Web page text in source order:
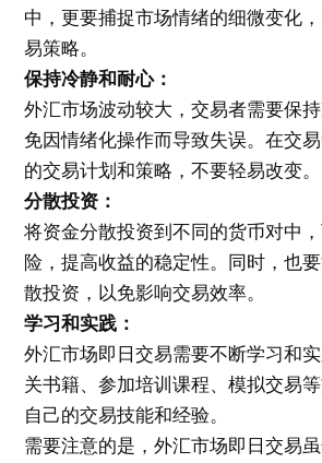
中，更要捕捉市场情绪的细微变化
易策略。
保持冷静和耐心：
外汇市场波动较大，交易者需要保
免因情绪化操作而导致失误。在交
的交易计划和策略，不要轻易改变。
分散投资：
将资金分散投资到不同的货币对中
险，提高收益的稳定性。同时，也
散投资，以免影响交易效率。
学习和实践：
外汇市场即日交易需要不断学习和
关书籍、参加培训课程、模拟交易
自己的交易技能和经验。
需要注意的是，外汇市场即日交易